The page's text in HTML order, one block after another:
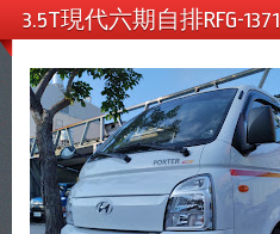
3.5T現代六期自排RFG-1371